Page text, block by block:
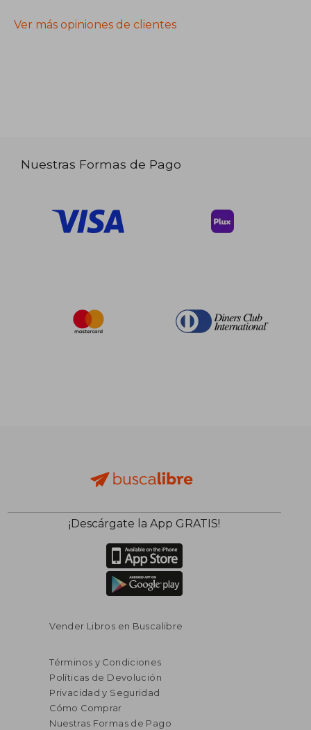
Ver más opiniones de clientes
Nuestras Formas de Pago
¡Descárgate la App GRATIS!
Vender Libros en Buscalibre
Términos y Condiciones
Políticas de Devolución
Privacidad y Seguridad
Cómo Comprar
Nuestras Formas de Pago